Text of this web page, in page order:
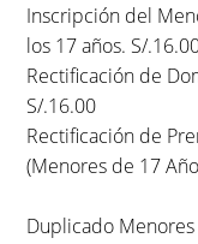
Inscripción del
los 17 años. S/
Rectificación de
S/.16.00
Rectificación de
(Menores de 17
Duplicado